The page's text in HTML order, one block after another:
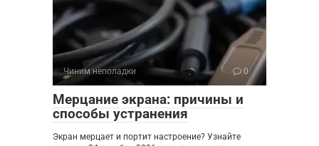
Чиним неполадки 0
Мерцание экрана: причины и
способы устранения
Экран мерцает и портит настроение? Узнайте